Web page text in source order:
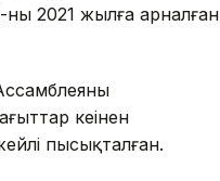
2021 жылға арналған
кеңінен
пысықталған.